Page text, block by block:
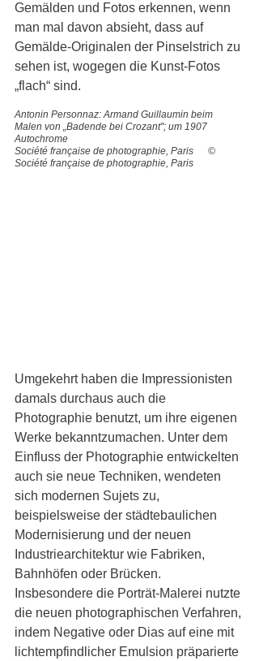
Gemälden und Fotos erkennen, wenn
man mal davon absieht, dass auf
Gemälde-Originalen der Pinselstrich zu
sehen ist, wogegen die Kunst-Fotos
„flach“ sind.
Antonin Personnaz: Armand Guillaumin beim
Malen von „Badende bei Crozant"; um 1907
Autochrome
Société française de photographie, Paris      ©
Société française de photographie, Paris
Umgekehrt haben die Impressionisten
damals durchaus auch die
Photographie benutzt, um ihre eigenen
Werke bekanntzumachen. Unter dem
Einfluss der Photographie entwickelten
auch sie neue Techniken, wendeten
sich modernen Sujets zu,
beispielsweise der städtebaulichen
Modernisierung und der neuen
Industriearchitektur wie Fabriken,
Bahnhöfen oder Brücken.
Insbesondere die Porträt-Malerei nutzte
die neuen photographischen Verfahren,
indem Negative oder Dias auf eine mit
lichtempfindlicher Emulsion präparierte